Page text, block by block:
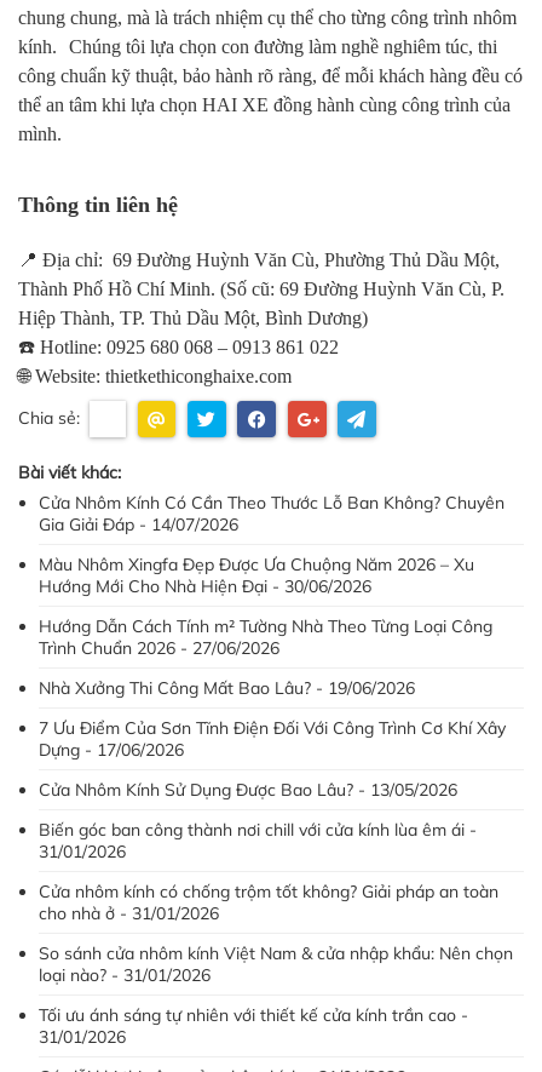
chung chung, mà là trách nhiệm cụ thể cho từng công trình nhôm
kính. Chúng tôi lựa chọn con đường làm nghề nghiêm túc, thi
công chuẩn kỹ thuật, bảo hành rõ ràng, để mỗi khách hàng đều có
thể an tâm khi lựa chọn HAI XE đồng hành cùng công trình của
mình.
Thông tin liên hệ
📍 Địa chỉ: 69 Đường Huỳnh Văn Cù, Phường Thủ Dầu Một,
Thành Phố Hồ Chí Minh. (Số cũ: 69 Đường Huỳnh Văn Cù, P.
Hiệp Thành, TP. Thủ Dầu Một, Bình Dương)
☎️ Hotline: 0925 680 068 – 0913 861 022
🌐 Website: thietkethiconghaixe.com
Chia sẻ:
Bài viết khác:
Cửa Nhôm Kính Có Cần Theo Thước Lỗ Ban Không? Chuyên
Gia Giải Đáp - 14/07/2026
Màu Nhôm Xingfa Đẹp Được Ưa Chuộng Năm 2026 – Xu
Hướng Mới Cho Nhà Hiện Đại - 30/06/2026
Hướng Dẫn Cách Tính m² Tường Nhà Theo Từng Loại Công
Trình Chuẩn 2026 - 27/06/2026
Nhà Xưởng Thi Công Mất Bao Lâu? - 19/06/2026
7 Ưu Điểm Của Sơn Tĩnh Điện Đối Với Công Trình Cơ Khí Xây
Dựng - 17/06/2026
Cửa Nhôm Kính Sử Dụng Được Bao Lâu? - 13/05/2026
Biến góc ban công thành nơi chill với cửa kính lùa êm ái -
31/01/2026
Cửa nhôm kính có chống trộm tốt không? Giải pháp an toàn
cho nhà ở - 31/01/2026
So sánh cửa nhôm kính Việt Nam & cửa nhập khẩu: Nên chọn
loại nào? - 31/01/2026
Tối ưu ánh sáng tự nhiên với thiết kế cửa kính trần cao -
31/01/2026